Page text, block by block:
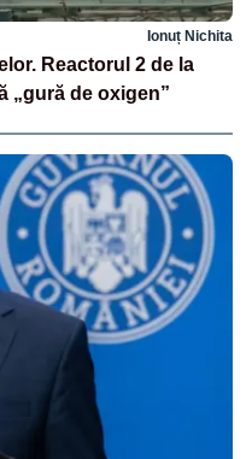
Ionuț Nichita
Reactorul 2 de la
„gură de oxigen”